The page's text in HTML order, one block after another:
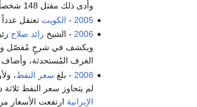
وأدى ذلك مقتل 148 شخصاً
2005
- الكويت تعتقل
2006 - الشيخ رائد صلاح
ويكشف في شرحٍ مُفصّل
الغرف المُستحدثة،
2008 - بلغ سعر النفط،
لم يتجاوز سعر النفط
الإيرانية ارتفعت الأسعار